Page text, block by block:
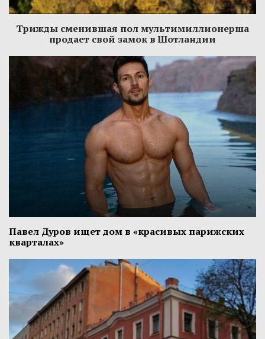
Трижды сменившая пол мультимиллионерша
продает свой замок в Шотландии
Павел Дуров ищет дом в «красивых парижских
кварталах»